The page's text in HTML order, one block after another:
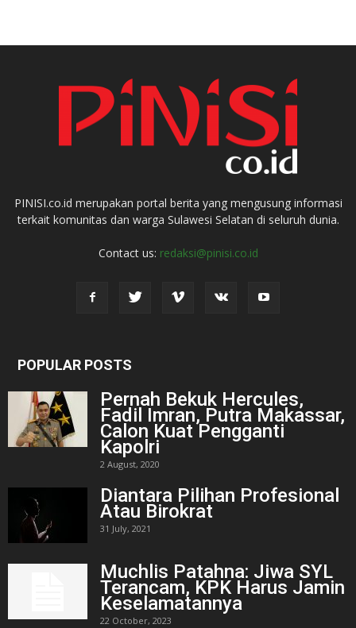
PINISI.co.id merupakan portal berita yang mengusung informasi
terkait komunitas dan warga Sulawesi Selatan di seluruh dunia.
Contact us: redaksi@pinisi.co.id
POPULAR POSTS
Pernah Bekuk Hercules,
Fadil Imran, Putra Makassar,
Calon Kuat Pengganti
Kapolri
2 August, 2020
Diantara Pilihan Profesional
Atau Birokrat
31 July, 2021
Muchlis Patahna: Jiwa SYL
Terancam, KPK Harus Jamin
Keselamatannya
22 October, 2023